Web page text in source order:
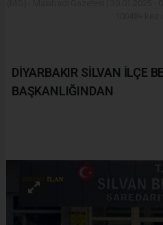
DİYARBAKIR SİLVAN İLÇE
BAŞKANLIĞINDAN